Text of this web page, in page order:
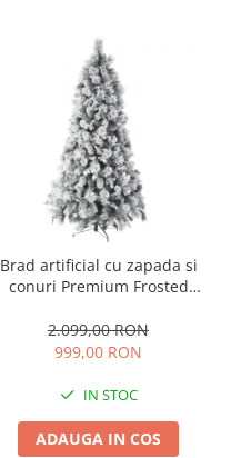
Brad artificial cu zapada si
conuri Premium Frosted
cm
2.099,00 RON
999,00 RON
IN STOC
ADAUGA IN COS